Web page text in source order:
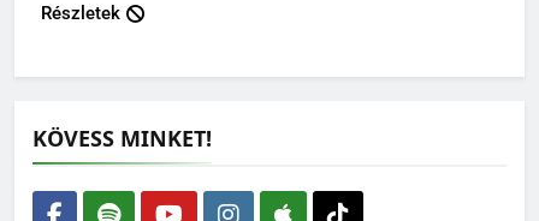
Részletek
KÖVESS MINKET!